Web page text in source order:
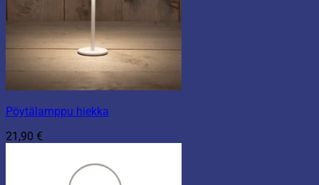
Pöytälamppu hiekka
21,90 €